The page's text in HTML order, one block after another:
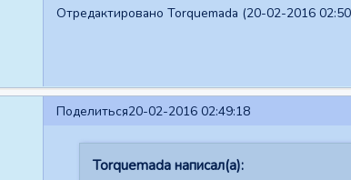
Отредактировано Torquemada (20-02-2016
Поделиться20-02-2016 02:49:18
Torquemada написал(а):